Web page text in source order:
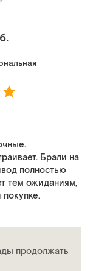
Брали на
полностью
тем ожиданиям,
продолжать